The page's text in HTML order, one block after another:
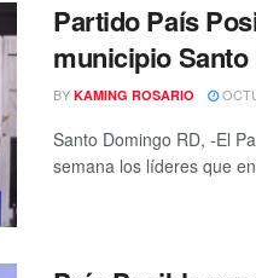
Partido País
municipio
BY KAMING ROSARIO
Santo Domingo RD, -El
semana los líderes que